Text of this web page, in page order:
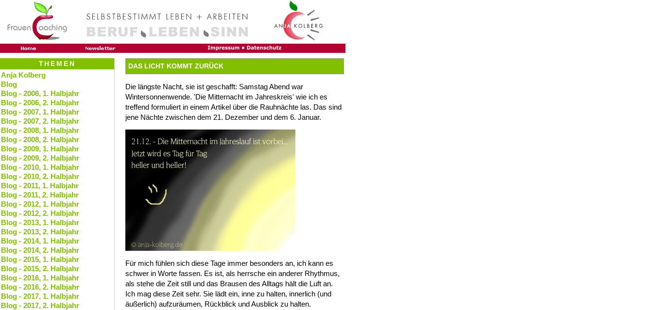
DAS LICHT KOMMT ZURÜCK
Die längste Nacht, sie ist geschafft: Samstag Abend war
Wintersonnenwende. 'Die Mitternacht im Jahreskreis' wie ich es
treffend formuliert in einem Artikel über die Rauhnächte las. Das sind
jene Nächte zwischen dem 21. Dezember und dem 6. Januar.
Für mich fühlen sich diese Tage immer besonders an, ich kann es
schwer in Worte fassen. Es ist, als herrsche ein anderer Rhythmus,
als stehe die Zeit still und das Brausen des Alltags hält die Luft an.
Ich mag diese Zeit sehr. Sie lädt ein, inne zu halten, innerlich (und
äußerlich) aufzuräumen, Rückblick und Ausblick zu halten.
THEMEN
Anja Kolberg
Blog
Blog - 2006, 1. Halbjahr
Blog - 2006, 2. Halbjahr
Blog - 2007, 1. Halbjahr
Blog - 2007, 2. Halbjahr
Blog - 2008, 1. Halbjahr
Blog - 2008, 2. Halbjahr
Blog - 2009, 1. Halbjahr
Blog - 2009, 2. Halbjahr
Blog - 2010, 1. Halbjahr
Blog - 2010, 2. Halbjahr
Blog - 2011, 1. Halbjahr
Blog - 2011, 2. Halbjahr
Blog - 2012, 1. Halbjahr
Blog - 2012, 2. Halbjahr
Blog - 2013, 1. Halbjahr
Blog - 2013, 2. Halbjahr
Blog - 2014, 1. Halbjahr
Blog - 2014, 2. Halbjahr
Blog - 2015, 1. Halbjahr
Blog - 2015, 2. Halbjahr
Blog - 2016, 1. Halbjahr
Blog - 2016, 2. Halbjahr
Blog - 2017, 1. Halbjahr
Blog - 2017, 2. Halbjahr